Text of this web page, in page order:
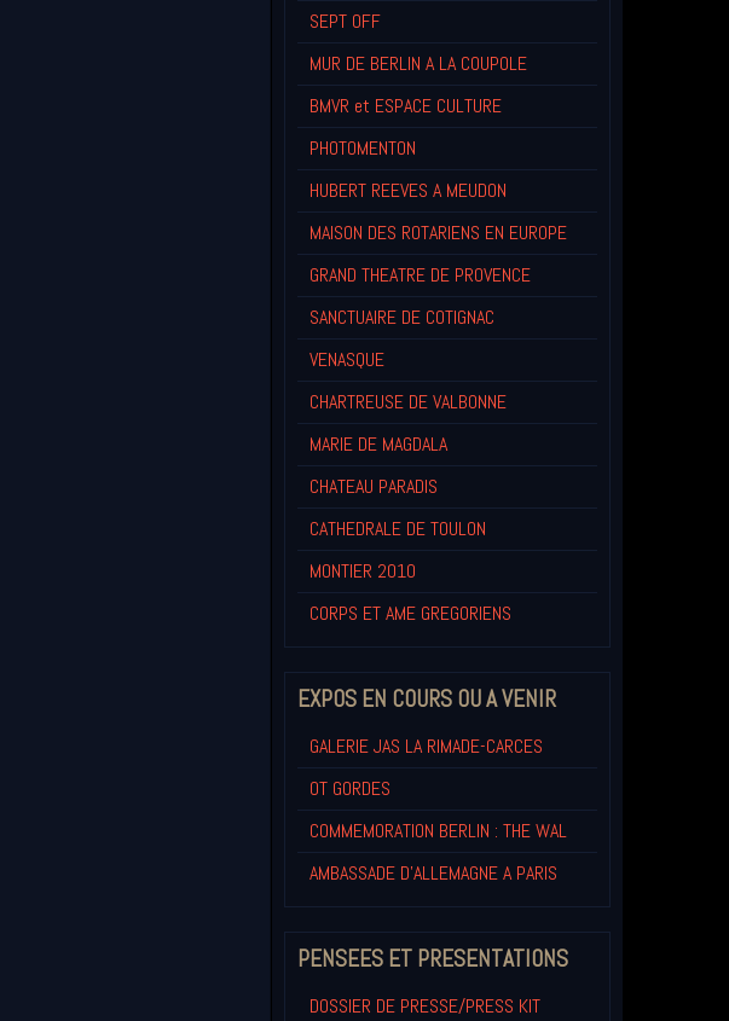
SEPT OFF
MUR DE BERLIN A LA COUPOLE
BMVR et ESPACE CULTURE
PHOTOMENTON
HUBERT REEVES A MEUDON
MAISON DES ROTARIENS EN EUROPE
GRAND THEATRE DE PROVENCE
SANCTUAIRE DE COTIGNAC
VENASQUE
CHARTREUSE DE VALBONNE
MARIE DE MAGDALA
CHATEAU PARADIS
CATHEDRALE DE TOULON
MONTIER 2010
CORPS ET AME GREGORIENS
EXPOS EN COURS OU A VENIR
GALERIE JAS LA RIMADE-CARCES
OT GORDES
COMMEMORATION BERLIN : THE WAL
AMBASSADE D'ALLEMAGNE A PARIS
PENSEES ET PRESENTATIONS
DOSSIER DE PRESSE/PRESS KIT